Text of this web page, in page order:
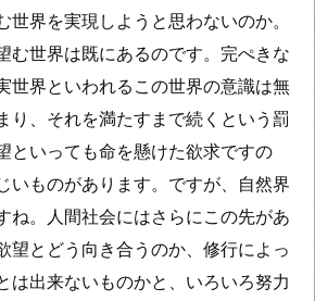
世界を実現しようと思わないのか。
む世界は既にあるのです。完ぺきな
世界といわれるこの世界の意識は無
り、それを満たすまで続くという罰
といっても命を懸けた欲求ですの
いものがあります。ですが、自然界
ね。人間社会にはさらにこの先があ
望とどう向き合うのか、修行によっ
は出来ないものかと、いろいろ努力